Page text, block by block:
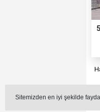
Sitemizden en iyi şekilde